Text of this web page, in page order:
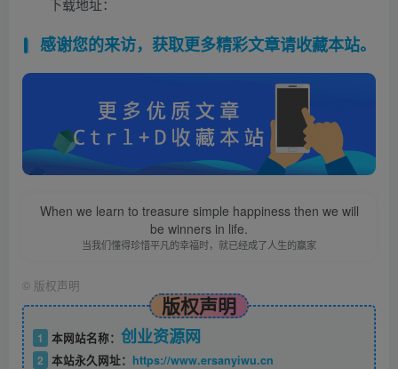
感谢您的来访，获取更多精彩文章请收藏本站。
When we learn to treasure simple happiness then we will
be winners in life.
当我们懂得珍惜平凡的幸福时，就已经成了人生的赢家
© 版权声明
版权声明
1 本网站名称： 创业资源网
2 本站永久网址： https://www.ersanyiwu.cn